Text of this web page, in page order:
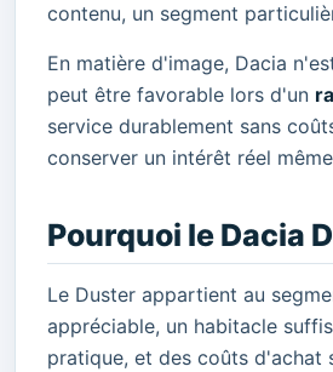
contenu, un segment
En matière d'image, Dacia
peut être favorable lors d'un
service durablement sans
conserver un intérêt réel
Pourquoi le Dacia
Le Duster appartient au
appréciable, un habitacle
pratique, et des coûts d'achat